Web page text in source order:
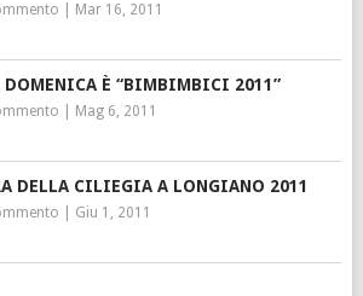
Mar 16, 2011
È “BIMBIMBICI 2011”
Mag 6, 2011
DELLA CILIEGIA A LONGIANO 2011
Giu 1, 2011